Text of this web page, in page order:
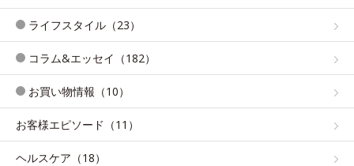
ライフスタイル（23）
コラム&エッセイ（182）
お買い物情報（10）
お客様エピソード（11）
ヘルスケア（18）